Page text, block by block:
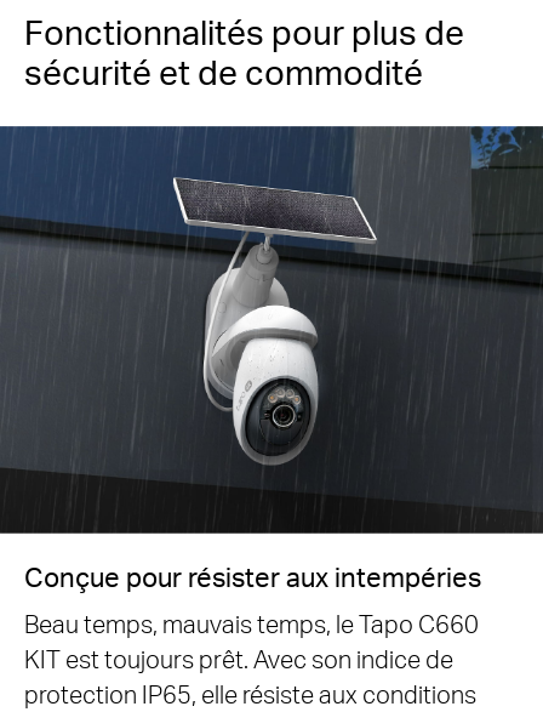
Fonctionnalités pour plus de
sécurité et de commodité
Conçue pour résister aux intempéries
Beau temps, mauvais temps, le Tapo C660
KIT est toujours prêt. Avec son indice de
protection IP65, elle résiste aux conditions